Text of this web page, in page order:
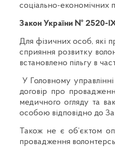
соціально-економічних
Закон України № 2520-ІХ
Для фізичних особ, які
сприяння розвитку
встановлено пільгу в
У Головному
договір про
медичного огляду та
особою відповідно до
Також не є об’єктом
провадження